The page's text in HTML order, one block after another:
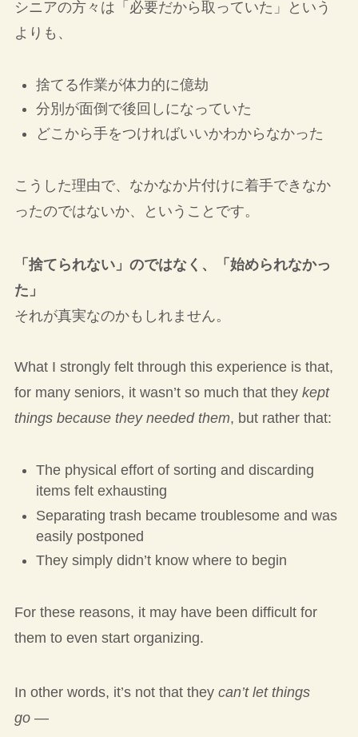
シニアの方々は「必要だから取っていた」という
よりも、
捨てる作業が体力的に億劫
分別が面倒で後回しになっていた
どこから手をつければいいかわからなかった
こうした理由で、なかなか片付けに着手できなか
ったのではないか、ということです。
「捨てられない」のではなく、「始められなかっ
た」
それが真実なのかもしれません。
What I strongly felt through this experience is that,
for many seniors, it wasn’t so much that they kept
things because they needed them, but rather that:
The physical effort of sorting and discarding
items felt exhausting
Separating trash became troublesome and was
easily postponed
They simply didn’t know where to begin
For these reasons, it may have been difficult for
them to even start organizing.
In other words, it’s not that they can’t let things
go—